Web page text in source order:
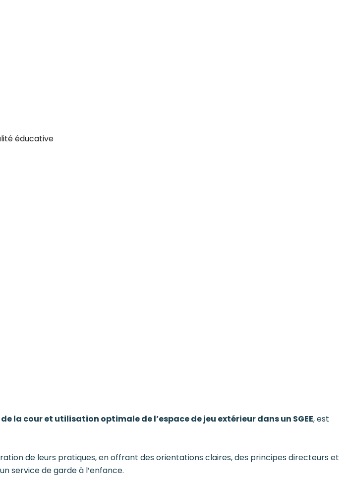
éducative
la cour et utilisation optimale de l’espace de jeu extérieur dans un SGEE, est
de leurs pratiques, en offrant des orientations claires, des principes directeurs et
service de garde à l’enfance.